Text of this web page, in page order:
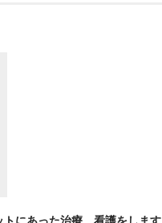
トにあった治療 看護をします